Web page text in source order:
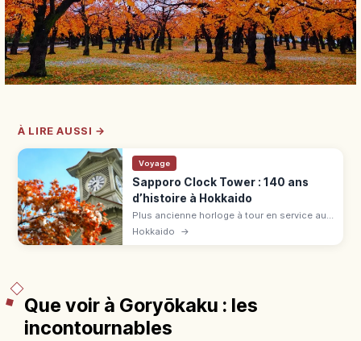
À LIRE AUSSI →
Voyage
Sapporo Clock Tower : 140 ans
d’histoire à Hokkaido
Plus ancienne horloge à tour en service au
Japon (1878), toit rouge, murs blancs à
Hokkaido →
Que voir à Goryōkaku : les
incontournables